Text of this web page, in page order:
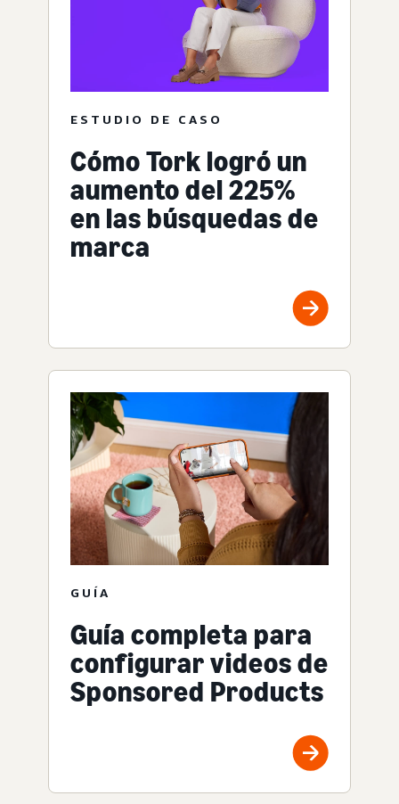
ESTUDIO DE CASO
Cómo Tork logró un
aumento del 225%
en las búsquedas de
marca
GUÍA
Guía completa para
configurar videos de
Sponsored Products